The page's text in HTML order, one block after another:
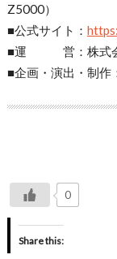
Z5000）
■公式サイト：
■運 営：株式会
■企画・演出・制作
0
Share this: